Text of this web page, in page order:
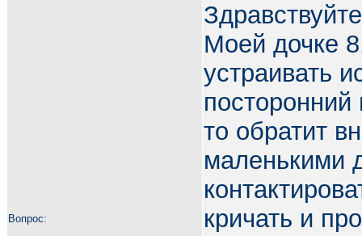
Вопрос:
Моей дочке
устраивать
посторонний
то обратит
маленькими
кричать и